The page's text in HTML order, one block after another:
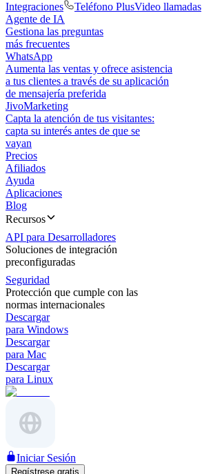
Integraciones
Teléfono PlusVideo llamadas
Agente de IA
Gestiona las preguntas
más frecuentes
WhatsApp
Aumenta las ventas y ofrece asistencia
a tus clientes a través de su aplicación
de mensajería preferida
JivoMarketing
Capta la atención de tus visitantes:
capta su interés antes de que se
vayan
Precios
Afiliados
Ayuda
Aplicaciones
Blog
Recursos
API para Desarrolladores
Soluciones de integración
preconfiguradas
Seguridad
Protección que cumple con las
normas internacionales
Descargar
para Windows
Descargar
para Mac
Descargar
para Linux
Iniciar Sesión
Regístrese gratis